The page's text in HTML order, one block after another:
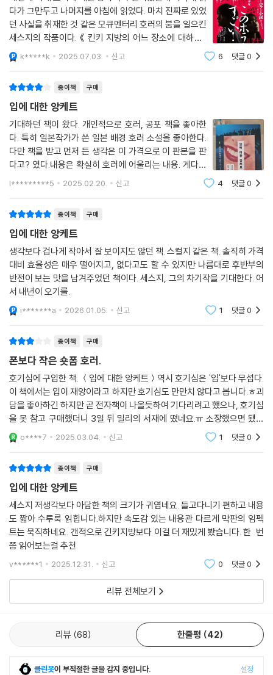
이 책은 ‘책은 이런 것’이라는 통념을 과감히 탈피, 손바닥만 한 사이즈에
단 64쪽으로 하나의 단편을 담은 작품으로, 소제목을 음성 파일명처럼 달
아 누군가의 말을 녹취한 것임을 드러내며 시작한다. 회색과 백색으로 지
면 색에 변화를 주어 분위기를 환기시키고 각 화자의 진술을 붉은색으로
끝맺어 불길함을 고조시키며 앙케트 형식으로 마무리해 독자를 은근슬쩍
다.
‘책을 읽어야지’ 하는 작심 없이도 누구나 집어 들게 만드는 동시에 몇 번씩
다시 읽을 때마다 강력한 훅을 박아버리는 이 이야기는 단연코 가장 첨단
의 호러라 불릴 만하다.
다가 그만두고 나머지를 아침에 읽었다. 마치 진짜로 있었
던 사실을 취재한 것 같은 모큐멘터리 호러의 붐을 일으킨
세스지의 작품이다. 《 킨키 지방의 어느 장소에 대하여》
를 좀 복잡하게 읽은 다음에, 이 작품이 2025년 이 호러
가 대단해! 에서 집계한 호러베스트 20에서 4위를 차지
k*****k 2025.07.03. 신고 6 댓글0
종이책 구매
입에 대한 앙케트
기대하던 책이 왔다. 개인적으로 호러, 공포 책을 좋아한
다. 특히 일본작가가 쓴 일본 배경 호러 소설을 좋아한다.
다만 책을 받고 먼저 든 생각은 이 가격으로 이 판본을 판
다고? 였다.내용은 확실히 호러에 어울리는 내용. 게다가
재독을 하면 알 수 있는 부분도 있고 곱씹어 보게 해서 소
l*********5 2025.02.20. 신고 4 댓글0
종이책 구매
입에 대한 앙케트
생각보다 겁나게 작아서 잘 보이지도 않던 책. 스컬지 같은 책. 솔직히 가격
대비 효율성은 매우 떨어지고, 없다고도 할 수 있지만 나름대로 후반부의
반전이 보는 맛을 남겨주었던 책이다. 세스지, 그의 차기작을 기대한다. 어
서 내년이 오기를.
i*******a 2026.01.05. 신고 1 댓글0
종이책 구매
폰보다 작은 숏폼 호러.
호기심에 구입한 책. ＜입에 대한 앙케트＞역시 호기심은 '입'보다 무섭다.
이 책에서는 입이 재앙이라고 하지만 호기심도 만만치 않다고 봅니다.ㅎ괴
담을 좋아하긴 하지만 곧 전자책이 나올듯하여 기다리려고 했으나, 호기심
을 못 참고 구매했더니 3일 뒤 밀리의 서재에 떴네요.ㅠ 소장했으면 됐지
뭐세스지라는 일본 호러 작가의 아주 짧은 괴담 소설집인데요. 작가는 20
23년부터 일본
o****7 2025.03.04. 신고 1 댓글0
종이책 구매
입에 대한 앙케트
세스지 저생각보다 아담한 책의 크기가 귀엽네요. 들고다니기 편하고 내용
도 짧아 수루룩 읽힙니다.하지만 속도감 있는 내용관 다르게 막판의 임펙
트는 묵직하네요. 갠적으로 긴키지방보다 이걸 더 재밌게 봤습니다. 한 번
쯤 읽어보는걸 추천
v******1 2025.12.31. 신고 0 댓글0
리뷰 전체보기
리뷰 68 한줄평 42
클린봇이 부적절한 글을 감지 중입니다. 설정